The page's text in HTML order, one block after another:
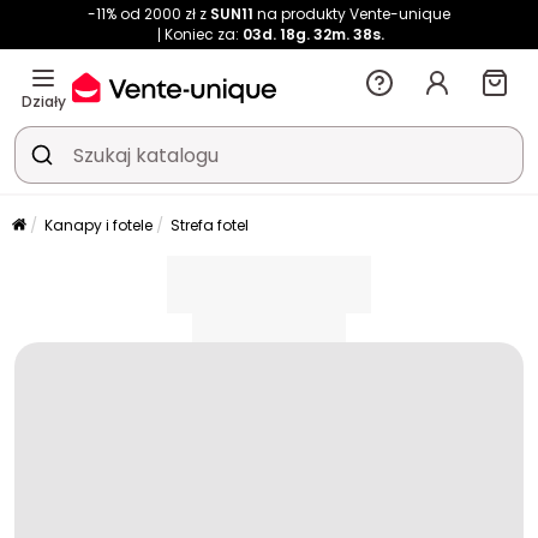
-11% od 2000 zł z SUN11 na produkty Vente-unique
Koniec za: 03d.18g.32m.38s.
Działy
Kanapy i fotele Strefa fotel